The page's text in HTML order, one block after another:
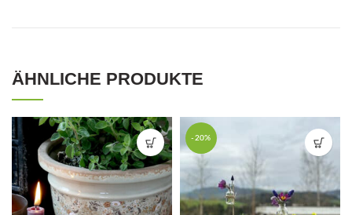
ÄHNLICHE PRODUKTE
-20%